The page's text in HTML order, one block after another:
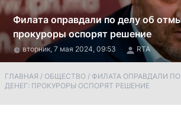
Филата оправдали по делу об
прокуроры оспорят решение
вторник, 7 мая 2024, 09:53 RTA
ГЛАВНАЯ / ОБЩЕСТВО / ФИЛАТА ОПРАВДАЛИ
ДЕНЕГ: ПРОКУРОРЫ ОСПОРЯТ РЕШЕНИЕ